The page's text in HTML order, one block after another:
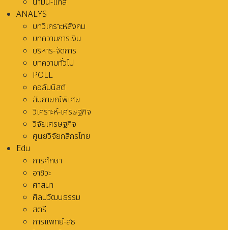
ANALYS
บทวิเคราะห์สังคม
บทความการเงิน
บริหาร-จัดการ
บทความทั่วไป
POLL
คอลัมนิสต์
สัมภาษณ์พิเศษ
วิเคราะห์-เศรษฐกิจ
วิจัยเศรษฐกิจ
ศูนย์วิจัยกสิกรไทย
Edu
การศึกษา
อาชีวะ
ศาสนา
ศิลปวัฒนธรรม
สตรี
การแพทย์-สธ